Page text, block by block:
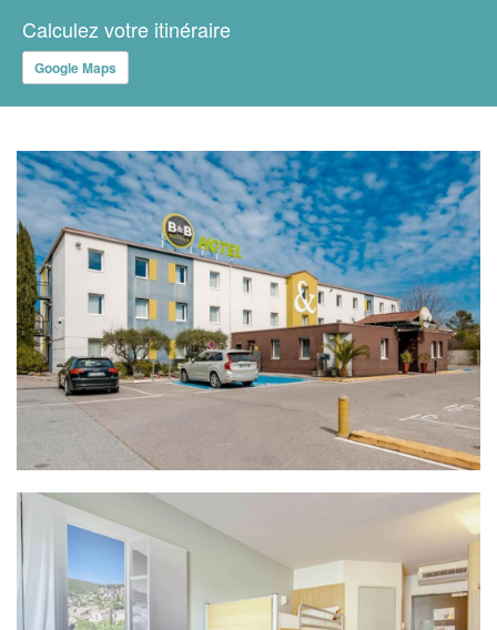
Calculez votre itinéraire
Google Maps